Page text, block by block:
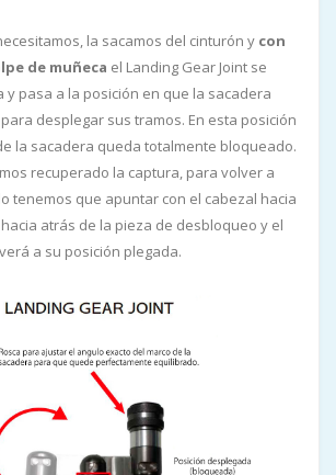
la sacamos del cinturón y con
de muñeca el Landing Gear Joint se
y pasa a la posición en que la sacadera
desplegar sus tramos. En esta posición
la sacadera queda totalmente bloqueado.
recuperado la captura, para volver a
tenemos que apuntar con el cabezal hacia
atrás de la pieza de desbloqueo y el
a su posición plegada.